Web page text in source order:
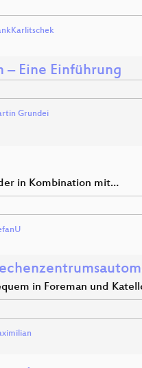
Eine Einführung
Grundei
in Kombination mit…
in Foreman und